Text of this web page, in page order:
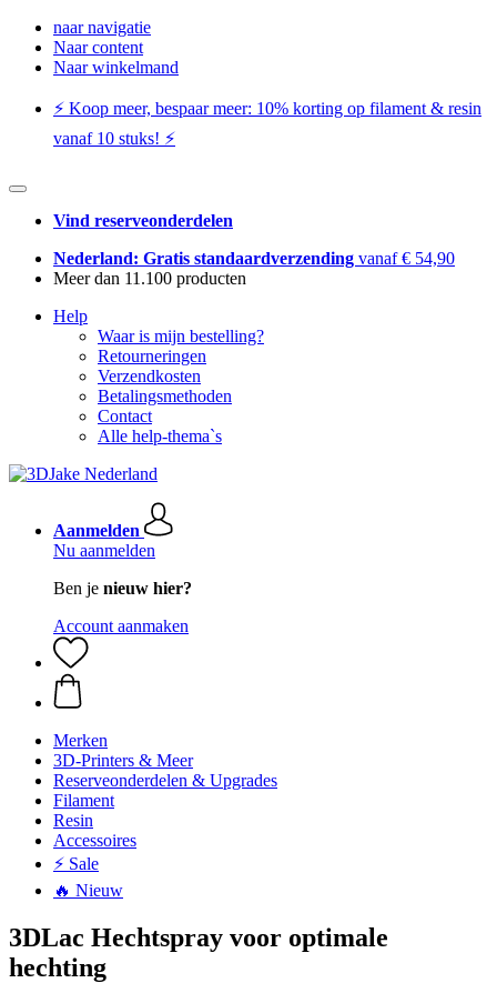
naar navigatie
Naar content
Naar winkelmand
⚡️ Koop meer, bespaar meer: ​​10% korting op filament & resin
vanaf 10 stuks! ⚡️
Vind reserveonderdelen
Nederland: Gratis standaardverzending vanaf € 54,90
Meer dan 11.100 producten
Help
Waar is mijn bestelling?
Retourneringen
Verzendkosten
Betalingsmethoden
Contact
Alle help-thema`s
Aanmelden
Nu aanmelden
Ben je nieuw hier?
Account aanmaken
Merken
3D-Printers & Meer
Reserveonderdelen & Upgrades
Filament
Resin
Accessoires
⚡ Sale
🔥 Nieuw
3DLac Hechtspray voor optimale
hechting